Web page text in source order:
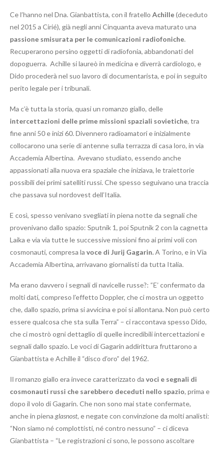
Ce l’hanno nel Dna. Gianbattista, con il fratello Achille(deceduto
nel 2015 a Cirié), già negli anni Cinquanta aveva maturato una
passione smisurata per le comunicazioni radiofoniche.
Recuperarono persino oggetti di radiofonia, abbandonati del
dopoguerra. Achille si laureò in medicina e diverrà cardiologo, e
Dido procederà nel suo lavoro di documentarista, e poi in seguito
perito legale per i tribunali.
Ma c’è tutta la storia, quasi un romanzo giallo, delle
intercettazioni delle prime missioni spaziali sovietiche, tra
fine anni 50 e inizi 60. Divennero radioamatori e inizialmente
collocarono una serie di antenne sulla terrazza di casa loro, in via
Accademia Albertina. Avevano studiato, essendo anche
appassionati alla nuova era spaziale che iniziava, le traiettorie
possibili dei primi satelliti russi. Che spesso seguivano una traccia
che passava sul nordovest dell’Italia.
E così, spesso venivano svegliati in piena notte da segnali che
provenivano dallo spazio: Sputnik 1, poi Sputnik 2 con la cagnetta
Laika e via via tutte le successive missioni fino ai primi voli con
cosmonauti, compresa la voce di Jurij Gagarin.A Torino, e in Via
Accademia Albertina, arrivavano giornalisti da tutta Italia.
Ma erano davvero i segnali di navicelle russe?: “E’ confermato da
molti dati, compreso l’effetto Doppler, che ci mostra un oggetto
che, dallo spazio, prima si avvicina e poi si allontana. Non può certo
essere qualcosa che sta sulla Terra” – ci raccontava spesso Dido,
che ci mostrò ogni dettaglio di quelle incredibili intercettazioni e
segnali dallo spazio. Le voci di Gagarin addirittura fruttarono a
Gianbattista e Achille il “disco d’oro” del 1962.
Il romanzo giallo era invece caratterizzato da voci e segnali di
cosmonauti russi che sarebbero deceduti nello spazio, prima e
dopo il volo di Gagarin. Che non sono mai state confermate,
anche in pienaglasnost, e negate con convinzione da molti analisti:
“Non siamo né complottisti, né contro nessuno” – ci diceva
Gianbattista – “Le registrazioni ci sono, le possono ascoltare